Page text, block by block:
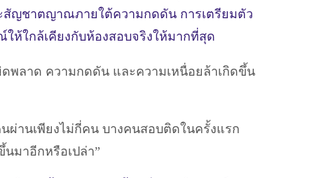
สัญชาตญาณภายใต้ความกดดัน การเตรียมตัว
ให้ใกล้เคียงกับห้องสอบจริงให้มากที่สุด
พลาด ความกดดัน และความเหนื่อยล้าเกิดขึ้น
านเพียงไม่กี่คน บางคนสอบติดในครั้งแรก
มาอีกหรือเปล่า”